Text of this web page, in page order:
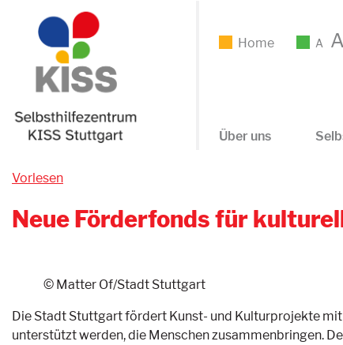
Home A A
Über uns
Vorlesen
Neue Förderfonds für
© Matter Of/Stadt Stuttgart
Die Stadt Stuttgart fördert Kunst- und Kulturprojekte mit
unterstützt werden, die Menschen zusammenbringen.